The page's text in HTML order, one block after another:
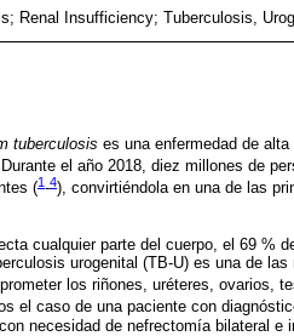
Renal Insufficiency; Tuberculosis,
tuberculosis es una enfermedad de
el año 2018, diez millones de
(1-4), convirtiéndola en una de las
cualquier parte del cuerpo, el 69 %
urogenital (TB-U) es una de
los riñones, uréteres, ovarios,
el caso de una paciente con
necesidad de nefrectomía bilateral e